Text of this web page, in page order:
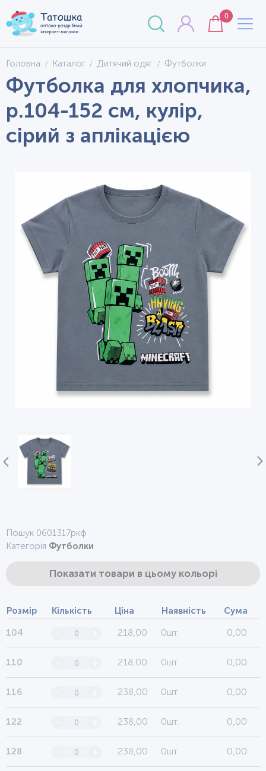
0
Головна Каталог Дитячий одяг Футболки
Футболка для хлопчика,
р.104-152 см, кулір,
сірий з аплікацією
Пошук 0601317ркф
Категорія Футболки
Показати товари в цьому кольорі
Розмір Кількість Ціна Наявність Сума
104 218,00 0шт. 0,00
110 218,00 0шт. 0,00
116 238,00 0шт. 0,00
122 238,00 0шт. 0,00
128 238,00 0шт. 0,00